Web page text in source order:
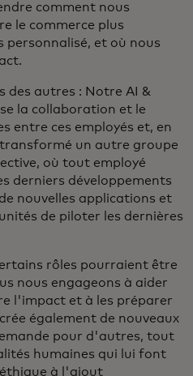
comment nous
le commerce plus
personnalisé, et où nous
des autres : Notre AI &
la collaboration et le
entre ces employés et, en
un autre groupe
où tout employé
derniers développements
nouvelles applications et
de piloter les dernières
rôles pourraient être
nous engageons à aider
l'impact et à les préparer
également de nouveaux
pour d'autres, tout
humaines qui lui font
à l'ajout